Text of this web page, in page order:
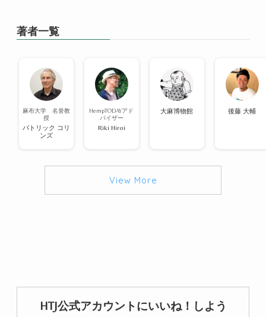
著者一覧
麻布大学 名誉教
授
パトリック コリ
ンズ
HempTODAYアド
バイザー
Riki Hiroi
大麻博物館 後藤 大輔
View More
HTJ公式アカウントにいいね！しよう